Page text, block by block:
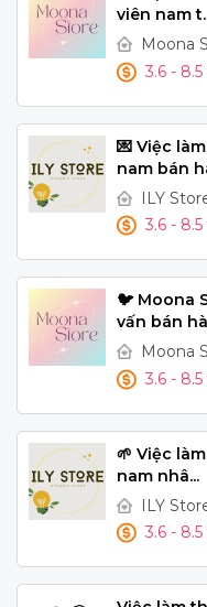
viên nam
Moona
3.6 -
💌 Việc
nam bán
ILY
3.6 -
🐦 Moona
vấn bán
Moona
3.6 -
🌱 Việc
nam nhâ...
ILY
3.6 -